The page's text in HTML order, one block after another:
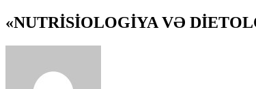
«NUTRİSİOLOGİYA VƏ